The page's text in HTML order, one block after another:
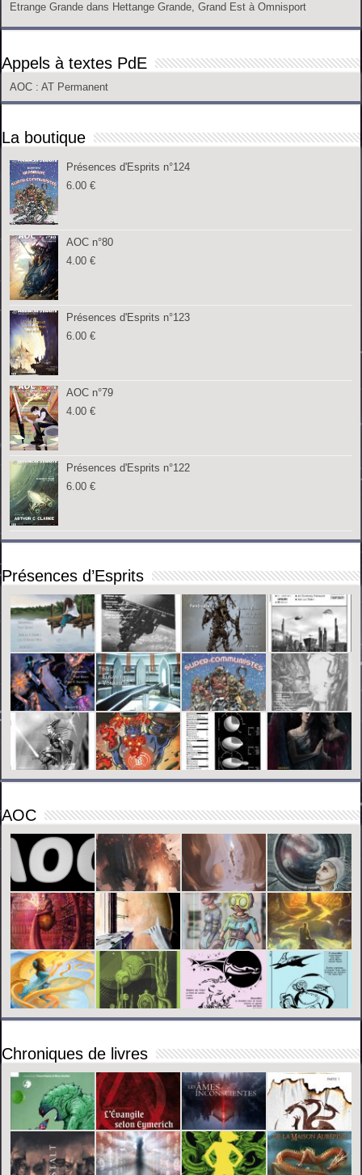
Etrange Grande dans Hettange Grande, Grand Est à Omnisport
Appels à textes PdE
AOC : AT Permanent
La boutique
Présences d'Esprits n°124
6.00€
AOC n°80
4.00€
Présences d'Esprits n°123
6.00€
AOC n°79
4.00€
Présences d'Esprits n°122
6.00€
Présences d’Esprits
AOC
Chroniques de livres